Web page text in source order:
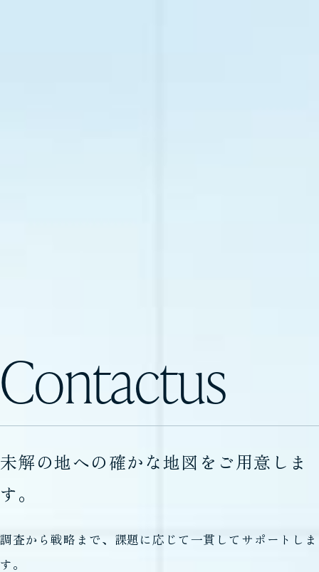
Contactus
未解の地への確かな地図をご用意しま
す。
調査から戦略まで、課題に応じて一貫してサポートしま
す。